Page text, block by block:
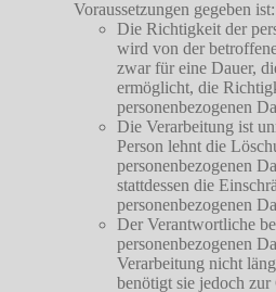
Voraussetzungen gegeben ist:
Die Richtigkeit der
wird von der
zwar für eine Dauer,
ermöglicht, die
personenbezogenen
Die Verarbeitung ist
Person lehnt die
personenbezogenen
stattdessen die
personenbezogenen
Der Verantwortliche
personenbezogenen
Verarbeitung nicht
benötigt sie jedoch zur